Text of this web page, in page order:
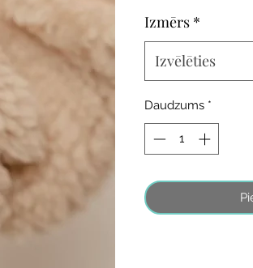
Izmērs *
Izvēlēties
Daudzums *